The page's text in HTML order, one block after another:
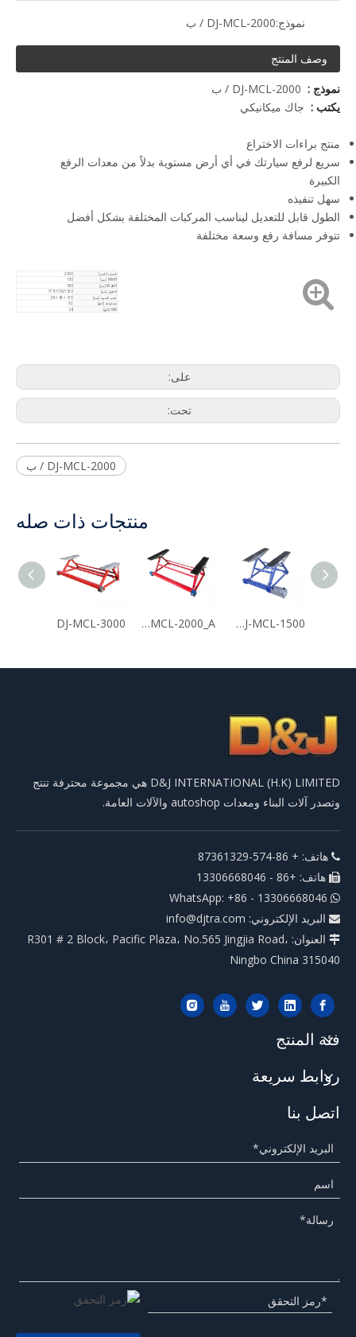
نموذج:DJ-MCL-2000 / ب
وصف المنتج
نموذج : DJ-MCL-2000 / ب
يكتب : جاك ميكانيكي
منتج براءات الاختراع
سريع لرفع سيارتك في أي أرض مستوية بدلاً من معدات الرفع
الكبيرة
سهل تنفيذه
الطول قابل للتعديل ليناسب المركبات المختلفة بشكل أفضل
تتوفر مسافة رفع وسعة مختلفة
السعة (كجم) 2000
Min.H (مم)
150
Max.H (مم)
585
الطول (مم)
775/1130/1530
حجم العبوة (سم)
139 × 89 × 28
غيغاواط (كلغ)
92
NW (كلغ)
68
على:
تحت:
DJ-MCL-2000 / ب
منتجات ذات صله
DJ-MCL-3000 DJ-MCL-2000_A DJ-MCL-1500 / ب
D&J INTERNATIONAL (H.K) LIMITED هي مجموعة محترفة تنتج
وتصدر آلات البناء ومعدات autoshop والآلات العامة.
 هاتف: + 86-574-87361329
 هاتف: +86 - 13306668046

 البريد الإلكتروني: info@djtra.com

العنوان: R301 # 2 Block، Pacific Plaza، No.565 Jingjia Road،
Ningbo China 315040
فئة المنتج
روابط سريعة
اتصل بنا